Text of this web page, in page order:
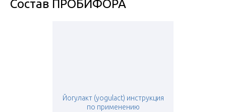
Состав ПРОБИФОРА
Йогулакт (yogulact) инструкция
по применению